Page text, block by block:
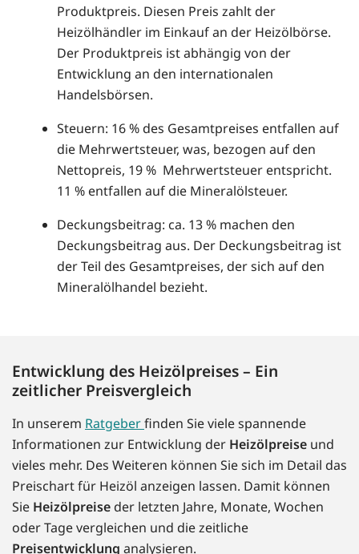
Produktpreis. Diesen Preis zahlt der
Heizölhändler im Einkauf an der Heizölbörse.
Der Produktpreis ist abhängig von der
Entwicklung an den internationalen
Handelsbörsen.
Steuern: 16 % des Gesamtpreises entfallen auf
die Mehrwertsteuer, was, bezogen auf den
Nettopreis, 19 % Mehrwertsteuer entspricht.
11 % entfallen auf die Mineralölsteuer.
Deckungsbeitrag: ca. 13 % machen den
Deckungsbeitrag aus. Der Deckungsbeitrag ist
der Teil des Gesamtpreises, der sich auf den
Mineralölhandel bezieht.
Entwicklung des Heizölpreises – Ein
zeitlicher Preisvergleich
In unserem Ratgeberfinden Sie viele spannende
Informationen zur Entwicklung der Heizölpreise und
vieles mehr. Des Weiteren können Sie sich im Detail das
Preischart für Heizöl anzeigen lassen. Damit können
Sie Heizölpreise der letzten Jahre, Monate, Wochen
oder Tage vergleichen und die zeitliche
Preisentwicklung analysieren.